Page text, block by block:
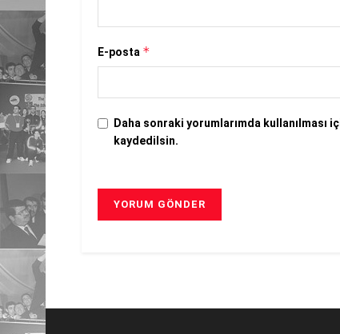
E-posta *
Daha sonraki yorumlarımda kullanılması
kaydedilsin.